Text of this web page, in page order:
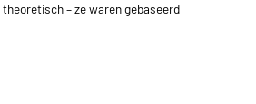
– ze waren gebaseerd